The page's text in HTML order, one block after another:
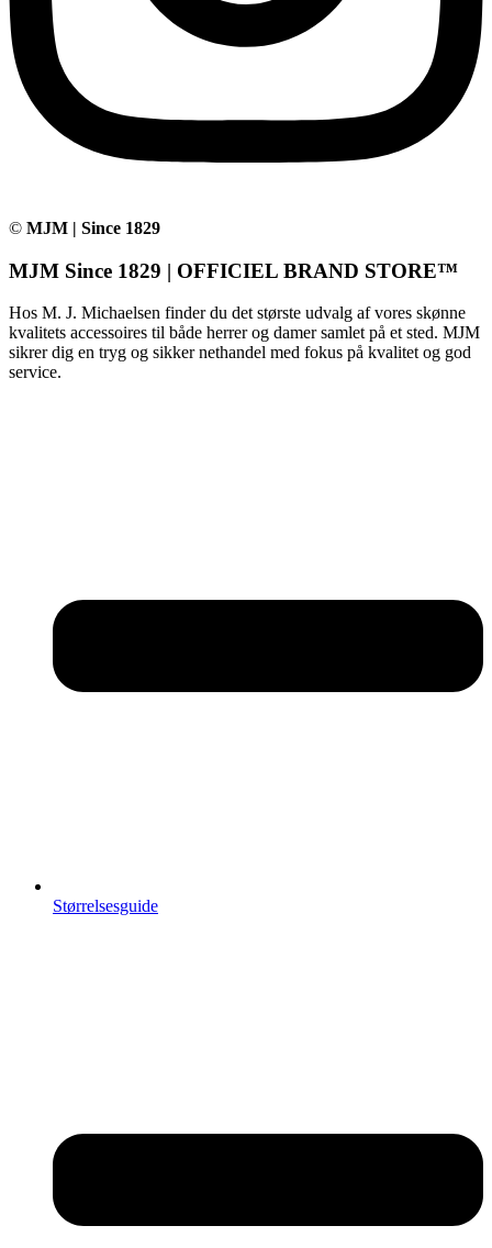
© MJM | Since 1829
MJM Since 1829 | OFFICIEL BRAND STORE™
Hos M. J. Michaelsen finder du det største udvalg af vores skønne
kvalitets accessoires til både herrer og damer samlet på et sted. MJM
sikrer dig en tryg og sikker nethandel med fokus på kvalitet og god
service.
Størrelsesguide